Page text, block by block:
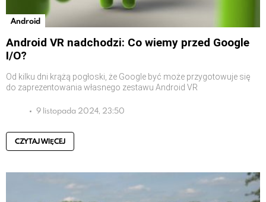
Android
Android VR nadchodzi: Co wiemy przed Google
I/O?
Od kilku dni krążą pogłoski, że Google być może przygotowuje się
do zaprezentowania własnego zestawu Android VR
9 listopada 2024, 23:50
CZYTAJ WIĘCEJ